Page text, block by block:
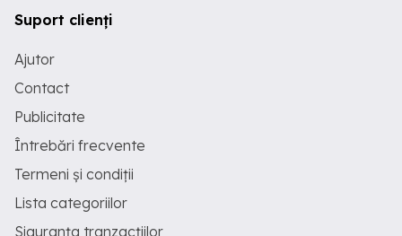
Suport clienți
Ajutor
Contact
Publicitate
Întrebări frecvente
Termeni și condiții
Lista categoriilor
Siguranța tranzacțiilor